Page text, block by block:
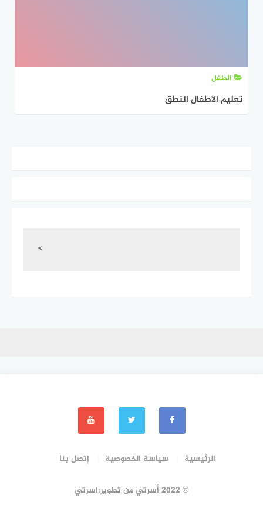
الطفل
تعليم الاطفال النطق
<
الرئيسية سياسة الخصوصية إتصل بنا
© 2022 أسرتي من تطوير:اسرتي